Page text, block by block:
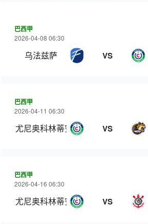
巴西甲
2026-04-08 06:30
乌法兹萨 VS
巴西甲
2026-04-11 06:30
尤尼奥科林蒂安 VS
巴西甲
2026-04-16 06:30
尤尼奥科林蒂安 VS